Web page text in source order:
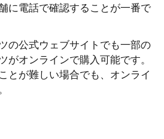
に電話で確認することが一番で
の公式ウェブサイトでも一部の
がオンラインで購入可能です。
とが難しい場合でも、オンライ